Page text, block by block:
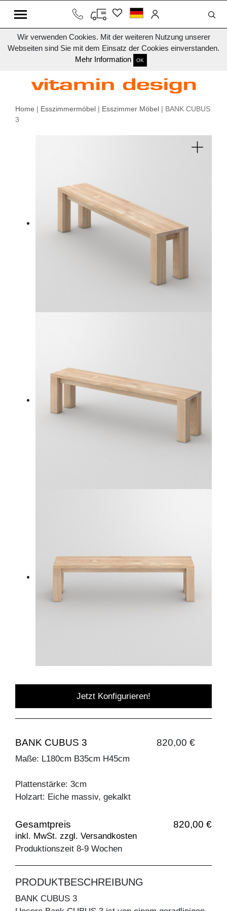
Wir verwenden Cookies. Mit der weiteren Nutzung unserer
Webseiten sind Sie mit dem Einsatz der Cookies einverstanden.
Mehr Information
OK
Home | Esszimmermöbel | Esszimmer Möbel | BANK CUBUS
3
Jetzt Konfigurieren!
BANK CUBUS 3 820,00 €
Maße: L180cm B35cm H45cm
Plattenstärke: 3cm
Holzart: Eiche massiv, gekalkt
Gesamtpreis 820,00 €
inkl. MwSt. zzgl. Versandkosten
Produktionszeit 8-9 Wochen
PRODUKTBESCHREIBUNG
BANK CUBUS 3